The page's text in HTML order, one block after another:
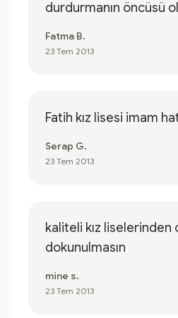
durdurmanın öncüsü
Fatma B.
23 Tem 2013
Fatih kız lisesi imam
Serap G.
23 Tem 2013
kaliteli kız liselerinden
dokunulmasın
mine s.
23 Tem 2013